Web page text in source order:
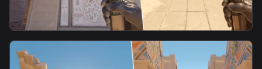
警3号位匪中路烟3